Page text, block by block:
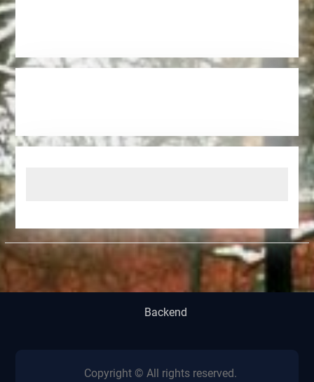
Backend
Copyright © All rights reserved.